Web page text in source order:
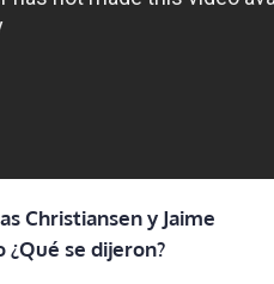
Christiansen y Jaime
¿Qué se dijeron?